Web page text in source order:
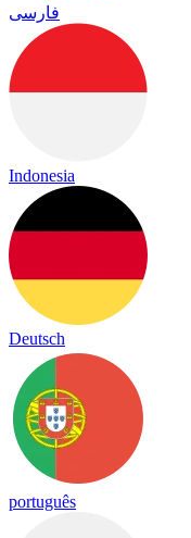
فارسی
Indonesia
Deutsch
português